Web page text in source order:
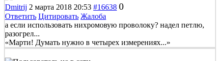
Dmitrij 2 марта 2018 20:53 #16638 0
Ответить Цитировать Жалоба
а если использовать нихромовую проволоку? надел петлю,
разогрел...
«Марти! Думать нужно в четырех измерениях...»